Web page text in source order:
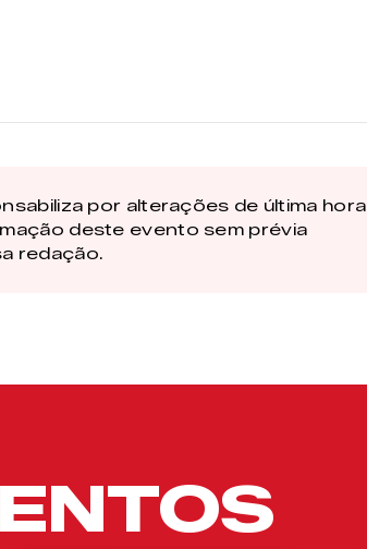
por alterações de última hora
deste evento sem prévia
redação.